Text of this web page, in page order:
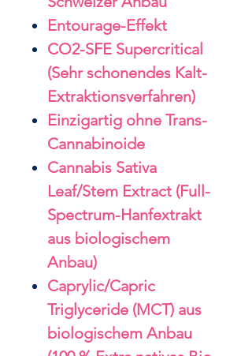
Entourage-Effekt
CO2-SFE Supercritical
(Sehr schonendes Kalt-
Extraktionsverfahren)
Einzigartig ohne Trans-
Cannabinoide
Cannabis Sativa
Leaf/Stem Extract (Full-
Spectrum-Hanfextrakt
aus biologischem
Anbau)
Caprylic/Capric
Triglyceride (MCT) aus
biologischem Anbau